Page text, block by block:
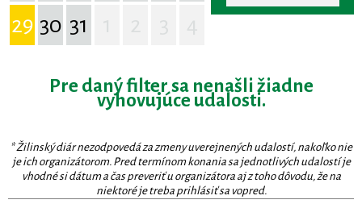
29 30 31
Pre daný filter sa nenašli žiadne
vyhovujúce udalosti.
* Žilinský diár nezodpovedá za zmeny uverejnených udalostí, nakoľko nie
je ich organizátorom. Pred termínom konania sa jednotlivých udalostí je
vhodné si dátum a čas preveriť u organizátora aj z toho dôvodu, že na
niektoré je treba prihlásiť sa vopred.